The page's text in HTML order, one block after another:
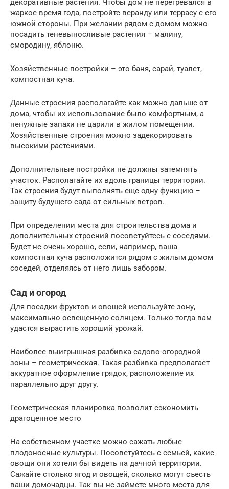
декоративные растения. Чтобы дом не перегревался в
жаркое время года, постройте веранду или террасу с его
южной стороны. При желании рядом с домом можно
посадить теневыносливые растения – малину,
смородину, яблоню.
Хозяйственные постройки – это баня, сарай, туалет,
компостная куча.
Данные строения располагайте как можно дальше от
дома, чтобы их использование было комфортным, а
ненужные запахи не царили в жилом помещении.
Хозяйственные строения можно задекорировать
высокими растениями.
Дополнительные постройки не должны затемнять
участок. Располагайте их вдоль границы территории.
Так строения будут выполнять еще одну функцию –
защиту будущего сада от сильных ветров.
При определении места для строительства дома и
дополнительных строений посоветуйтесь с соседями.
Будет не очень хорошо, если, например, ваша
компостная куча расположится рядом с жилым домом
соседей, отделяясь от него лишь забором.
Сад и огород
Для посадки фруктов и овощей используйте зону,
максимально освещенную солнцем. Только тогда вам
удастся вырастить хороший урожай.
Наиболее выигрышная разбивка садово-огородной
зоны – геометрическая. Такая разбивка предполагает
аккуратное оформление грядок, расположение их
параллельно друг другу.
Геометрическая планировка позволит сэкономить
драгоценное место
На собственном участке можно сажать любые
плодоносные культуры. Посоветуйтесь с семьей, какие
овощи они хотели бы видеть на дачной территории.
Сажайте столько ягод и овощей, сколько могут съесть
ваши домочадцы. Так вы не займете много места для